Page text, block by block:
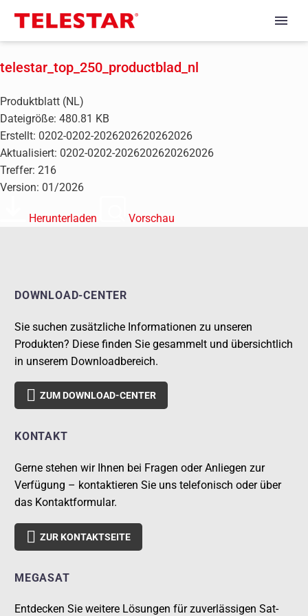
telestar_top_250_productblad_nl
Produktblatt (NL)
Dateigröße: 480.81 KB
Erstellt: 0202-0202-2026202620262026
Aktualisiert: 0202-0202-2026202620262026
Treffer: 216
Version: 01/2026
Herunterladen Vorschau
DOWNLOAD-CENTER
Sie suchen zusätzliche Informationen zu unseren
Produkten? Diese finden Sie gesammelt und übersichtlich
in unserem Downloadbereich.
 ZUM DOWNLOAD-CENTER
KONTAKT
Gerne stehen wir Ihnen bei Fragen oder Anliegen zur
Verfügung – kontaktieren Sie uns telefonisch oder über
das Kontaktformular.
 ZUR KONTAKTSEITE
MEGASAT
Entdecken Sie weitere Lösungen für zuverlässigen Sat-